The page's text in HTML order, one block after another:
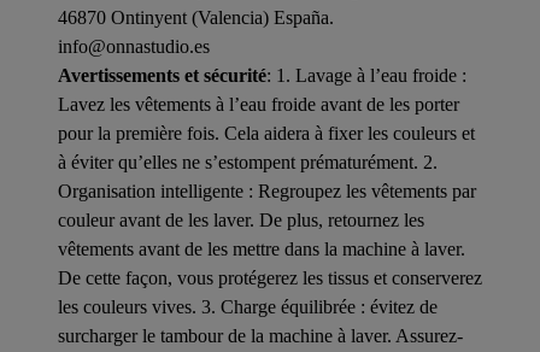
46870 Ontinyent (Valencia) España.
info@onnastudio.es
Avertissements et sécurité: 1. Lavage à l’eau froide :
Lavez les vêtements à l’eau froide avant de les porter
pour la première fois. Cela aidera à fixer les couleurs et
à éviter qu’elles ne s’estompent prématurément. 2.
Organisation intelligente : Regroupez les vêtements par
couleur avant de les laver. De plus, retournez les
vêtements avant de les mettre dans la machine à laver.
De cette façon, vous protégerez les tissus et conserverez
les couleurs vives. 3. Charge équilibrée : évitez de
surcharger le tambour de la machine à laver. Assurez-